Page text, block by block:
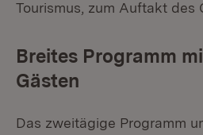
Tourismus, zum Auftakt des
Breites Programm
Gästen
Das zweitägige Programm